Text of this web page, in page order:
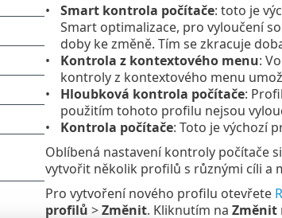
Smart kontrola počítače: toto je
Smart optimalizace, pro vyloučení
doby ke změně. Tím se zkracuje
Kontrola z kontextového menu:
kontroly z kontextového menu
Hloubková kontrola počítače:
použitím tohoto profilu nejsou
Kontrola počítače: Toto je výchozí
Oblíbená nastavení kontroly počítače
vytvořit několik profilů s různými cíli a
Pro vytvoření nového profilu otevřete
profilů >Změnit. Kliknutím na Změnit